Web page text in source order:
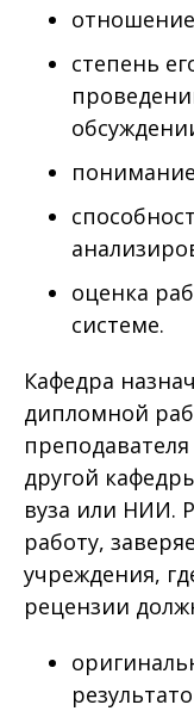
отношение
степень
оценка
системе.
Кафедра
дипломной
другой
вуза или НИИ.
работу,
учреждения,
рецензии